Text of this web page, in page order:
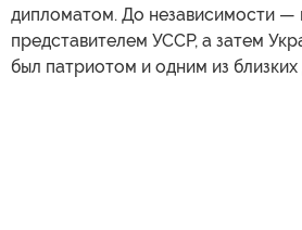
дипломатом. До независимости —
представителем УССР, а затем
был патриотом и одним из